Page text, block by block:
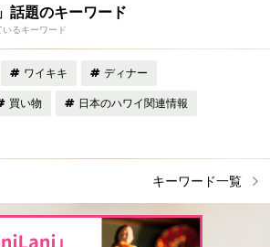
話題のキーワード
るキーワード
ワイキキ ディナー
買い物 日本のハワイ関連情報
キーワード一覧